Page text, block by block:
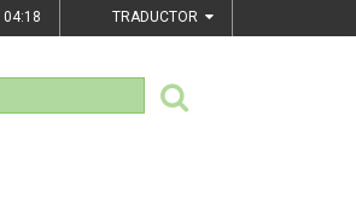
04:18 TRADUCTOR